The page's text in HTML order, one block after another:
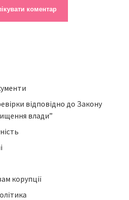
відповідно до Закону
влади”
корупції